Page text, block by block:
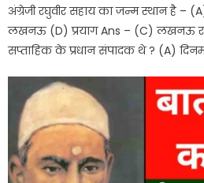
अंग्रेजी रघुवीर सहाय का जन्म स्थान है –
लखनऊ (D) प्रयाग Ans – (C) लखनऊ
सप्ताहिक के प्रधान संपादक थे ? (A)